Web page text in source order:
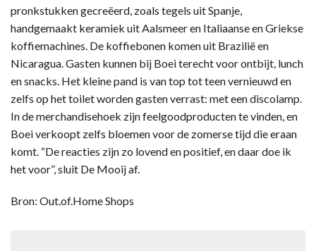
pronkstukken gecreëerd, zoals tegels uit Spanje,
handgemaakt keramiek uit Aalsmeer en Italiaanse en Griekse
koffiemachines. De koffiebonen komen uit Brazilië en
Nicaragua. Gasten kunnen bij Boei terecht voor ontbijt, lunch
en snacks. Het kleine pand is van top tot teen vernieuwd en
zelfs op het toilet worden gasten verrast: met een discolamp.
In de merchandisehoek zijn feelgoodproducten te vinden, en
Boei verkoopt zelfs bloemen voor de zomerse tijd die eraan
komt. “De reacties zijn zo lovend en positief, en daar doe ik
het voor”, sluit De Mooij af.
Bron: Out.of.Home Shops